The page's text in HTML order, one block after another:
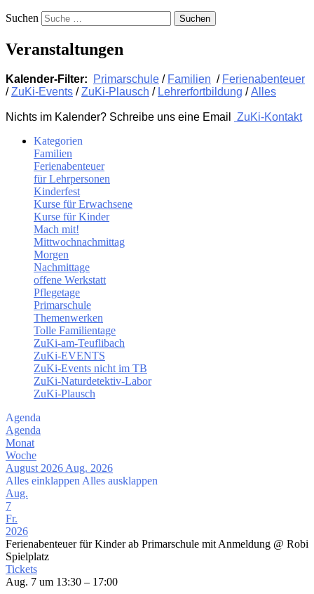
Suchen
Veranstaltungen
Kalender-Filter: Primarschule / Familien / Ferienabenteuer
/ZuKi-Events /ZuKi-Plausch / Lehrerfortbildung /Alles
Nichts im Kalender? Schreibe uns eine Email
ZuKi-Kontakt
Kategorien
Familien
Ferienabenteuer
für Lehrpersonen
Kinderfest
Kurse für Erwachsene
Kurse für Kinder
Mach mit!
Mittwochnachmittag
Morgen
Nachmittage
offene Werkstatt
Pflegetage
Primarschule
Themenwerken
Tolle Familientage
ZuKi-am-Teuflibach
ZuKi-EVENTS
ZuKi-Events nicht im TB
ZuKi-Naturdetektiv-Labor
ZuKi-Plausch
Agenda
Agenda
Monat
Woche
August 2026 Aug. 2026
Alles einklappen Alles ausklappen
Aug.
7
Fr.
2026
Ferienabenteuer für Kinder ab Primarschule mit Anmeldung @ Robi
Spielplatz
Tickets
Aug. 7 um 13:30 – 17:00